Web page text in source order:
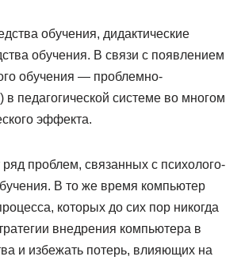
обучения, дидактические
обучения. В связи с появлением
обучения — проблемно-
педагогической системе во многом
эффекта.
ряд проблем, связанных с психолого-
В то же время компьютер
которых до сих пор никогда
внедрения компьютера в
и избежать потерь, влияющих на